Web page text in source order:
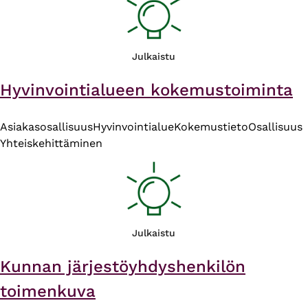
Julkaistu
Hyvinvointialueen kokemustoiminta
AsiakasosallisuusHyvinvointialueKokemustietoOsallisuus
Yhteiskehittäminen
Julkaistu
Kunnan järjestöyhdyshenkilön
toimenkuva